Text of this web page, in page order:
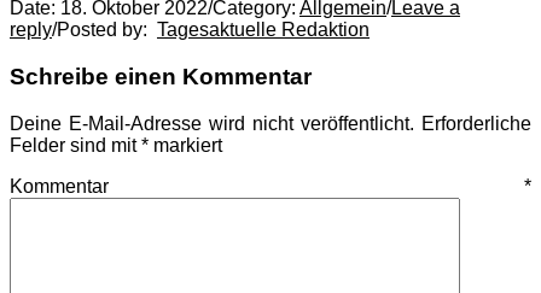
Date: 18. Oktober 2022/Category: Allgemein/Leave a
reply/Posted by: Tagesaktuelle Redaktion
Schreibe einen Kommentar
Deine E-Mail-Adresse wird nicht veröffentlicht. Erforderliche
Felder sind mit* markiert
Kommentar *